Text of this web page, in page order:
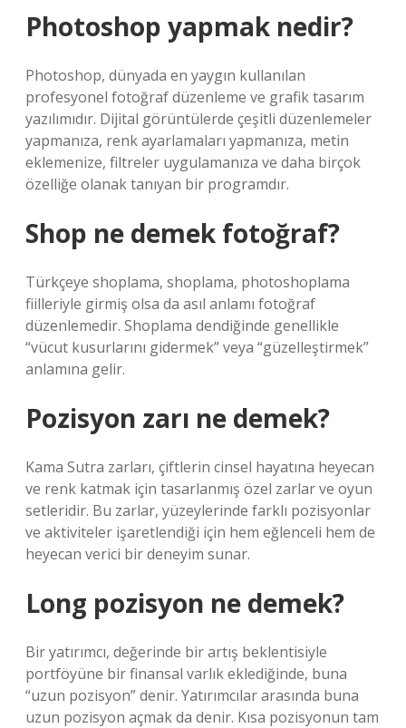
Photoshop yapmak nedir?
Photoshop, dünyada en yaygın kullanılan
profesyonel fotoğraf düzenleme ve grafik tasarım
yazılımıdır. Dijital görüntülerde çeşitli düzenlemeler
yapmanıza, renk ayarlamaları yapmanıza, metin
eklemenize, filtreler uygulamanıza ve daha birçok
özelliğe olanak tanıyan bir programdır.
Shop ne demek fotoğraf?
Türkçeye shoplama, shoplama, photoshoplama
fiilleriyle girmiş olsa da asıl anlamı fotoğraf
düzenlemedir. Shoplama dendiğinde genellikle
“vücut kusurlarını gidermek” veya “güzelleştirmek”
anlamına gelir.
Pozisyon zarı ne demek?
Kama Sutra zarları, çiftlerin cinsel hayatına heyecan
ve renk katmak için tasarlanmış özel zarlar ve oyun
setleridir. Bu zarlar, yüzeylerinde farklı pozisyonlar
ve aktiviteler işaretlendiği için hem eğlenceli hem de
heyecan verici bir deneyim sunar.
Long pozisyon ne demek?
Bir yatırımcı, değerinde bir artış beklentisiyle
portföyüne bir finansal varlık eklediğinde, buna
“uzun pozisyon” denir. Yatırımcılar arasında buna
uzun pozisyon açmak da denir. Kısa pozisyonun tam